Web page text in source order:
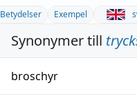
Betydelser Exempel
Synonymer till
broschyr